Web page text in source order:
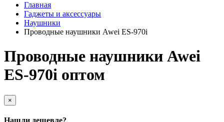
Главная
Гаджеты и аксессуары
Наушники
Проводные наушники Awei ES-970i
Проводные наушники Awei
ES-970i оптом
×